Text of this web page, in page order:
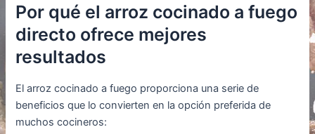
Por qué el arroz cocinado a fuego
directo ofrece mejores
resultados
El arroz cocinado a fuego proporciona una serie de
beneficios que lo convierten en la opción preferida de
muchos cocineros: